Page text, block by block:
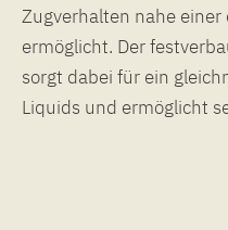
Zugverhalten nahe
ermöglicht. Der
sorgt dabei für ein
Liquids und ermöglicht